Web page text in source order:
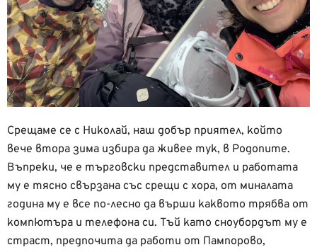
Срещаме се с Николай, наш добър приятел, който
вече втора зима избира да живее тук, в Родопите.
Въпреки, че е търговски представител и работата
му е тясно свързана със срещи с хора, от миналата
година му е все по-лесно да върши каквото трябва от
компютъра и телефона си. Тъй като сноубордът му е
страст, предпочита да работи от Пампорово,